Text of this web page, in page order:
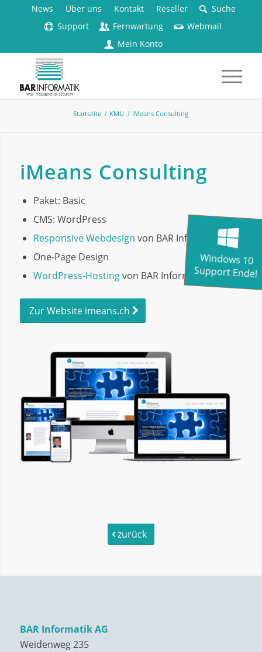
News Über uns Kontakt Reseller
Suche
Support
Fernwartung
Webmail
Mein Konto
Windows 10
Support Ende!
Startseite / KMU / iMeans Consulting
iMeans Consulting
Paket: Basic
CMS: WordPress
Responsive Webdesign von BAR Informatik
One-Page Design
WordPress-Hostingvon BAR Informatik
Zur Website imeans.ch
zurück
BAR Informatik AG
Weidenweg 235